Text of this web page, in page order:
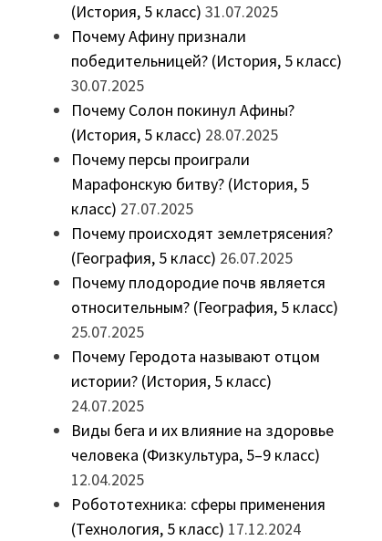
(История, 5 класс) 31.07.2025
Почему Афину признали
победительницей? (История, 5 класс)
30.07.2025
Почему Солон покинул Афины?
(История, 5 класс) 28.07.2025
Почему персы проиграли
Марафонскую битву? (История, 5
класс) 27.07.2025
Почему происходят землетрясения?
(География, 5 класс) 26.07.2025
Почему плодородие почв является
относительным? (География, 5 класс)
25.07.2025
Почему Геродота называют отцом
истории? (История, 5 класс)
24.07.2025
Виды бега и их влияние на здоровье
человека (Физкультура, 5–9 класс)
12.04.2025
Робототехника: сферы применения
(Технология, 5 класс) 17.12.2024